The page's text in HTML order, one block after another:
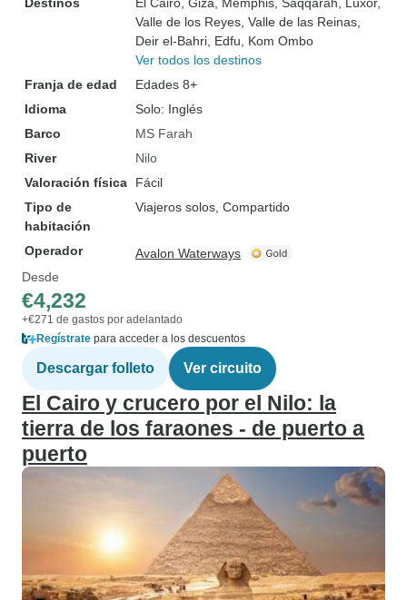
Valle de los Reyes , Valle de las Reinas
Deir el-Bahri , Edfu , Kom Ombo
Ver todos los destinos
Franja de edad
Edades 8+
Idioma
Solo: Inglés
Barco
MS Farah
River
Nilo
Valoración física
Fácil
Tipo de
habitación
Viajeros solos, Compartido
Operador
Avalon Waterways
Desde
€4,232
+€271 de gastos por adelantado
Regístrate para acceder a los descuentos
Descargar folleto Ver circuito
El Cairo y crucero por el Nilo: la
tierra de los faraones - de puerto a
puerto